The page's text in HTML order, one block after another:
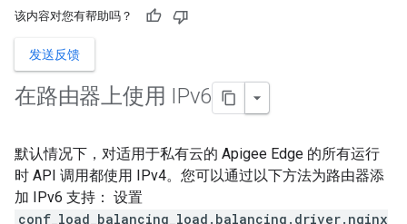
该内容对您有帮助吗？
发送反馈
在路由器上使用 IPv6
默认情况下，对适用于私有云的 Apigee Edge 的所有运行
时 API 调用都使用 IPv4。您可以通过以下方法为路由器添
加 IPv6 支持： 设置
conf_load_balancing_load.balancing.driver.nginx